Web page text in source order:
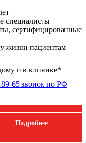
специалисты
сертифицированные
жизни пациентам
и в клинике*
65 звонок по РФ
Подробнее